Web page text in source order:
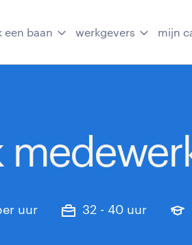
een baan werkgevers mijn
uur 32 - 40 uur